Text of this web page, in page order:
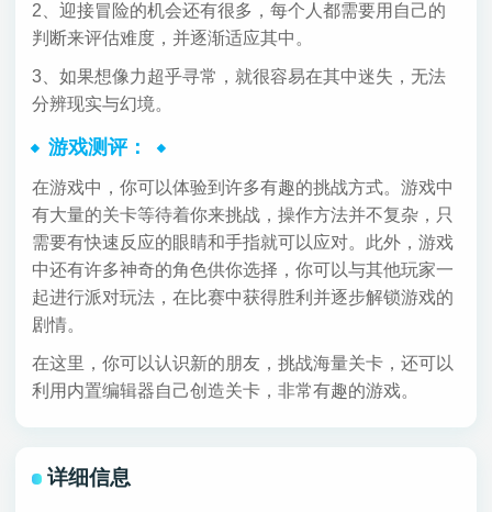
2、迎接冒险的机会还有很多，每个人都需要用自己的
判断来评估难度，并逐渐适应其中。
3、如果想像力超乎寻常，就很容易在其中迷失，无法
分辨现实与幻境。
游戏测评：
在游戏中，你可以体验到许多有趣的挑战方式。游戏中
有大量的关卡等待着你来挑战，操作方法并不复杂，只
需要有快速反应的眼睛和手指就可以应对。此外，游戏
中还有许多神奇的角色供你选择，你可以与其他玩家一
起进行派对玩法，在比赛中获得胜利并逐步解锁游戏的
剧情。
在这里，你可以认识新的朋友，挑战海量关卡，还可以
利用内置编辑器自己创造关卡，非常有趣的游戏。
详细信息